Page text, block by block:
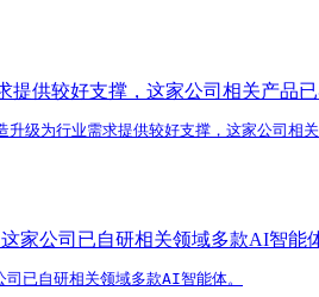
提供较好支撑，这家公司相关产品
级为行业需求提供较好支撑，这家公司相关
家公司已自研相关领域多款AI智能
已自研相关领域多款AI智能体。